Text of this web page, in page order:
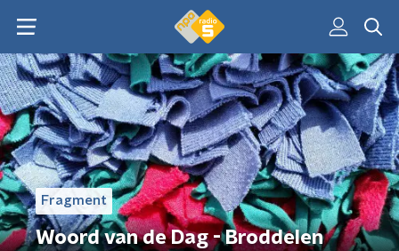
Fragment
Woord van de Dag - Broddelen